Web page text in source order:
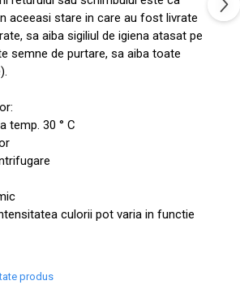
aceeasi stare in care au fost livrate
sa aiba sigiliul de igiena atasat pe
semne de purtare, sa aiba toate
temp. 30 ° C
culorii pot varia in functie
produs